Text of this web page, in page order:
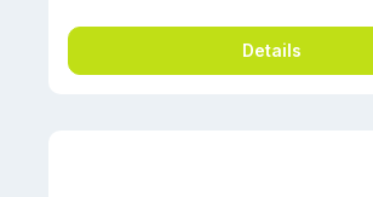
Details